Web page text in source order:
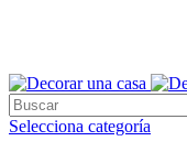
Selecciona categoría